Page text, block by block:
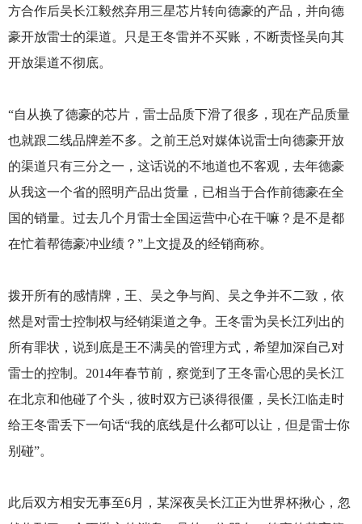
方合作后吴长江毅然弃用三星芯片转向德豪的产品，并向德
豪开放雷士的渠道。只是王冬雷并不买账，不断责怪吴向其
开放渠道不彻底。
“自从换了德豪的芯片，雷士品质下滑了很多，现在产品质量
也就跟二线品牌差不多。之前王总对媒体说雷士向德豪开放
的渠道只有三分之一，这话说的不地道也不客观，去年德豪
从我这一个省的照明产品出货量，已相当于合作前德豪在全
国的销量。过去几个月雷士全国运营中心在干嘛？是不是都
在忙着帮德豪冲业绩？”上文提及的经销商称。
拨开所有的感情牌，王、吴之争与阎、吴之争并不二致，依
然是对雷士控制权与经销渠道之争。王冬雷为吴长江列出的
所有罪状，说到底是王不满吴的管理方式，希望加深自己对
雷士的控制。2014年春节前，察觉到了王冬雷心思的吴长江
在北京和他碰了个头，彼时双方已谈得很僵，吴长江临走时
给王冬雷丢下一句话“我的底线是什么都可以让，但是雷士你
别碰”。
此后双方相安无事至6月，某深夜吴长江正为世界杯揪心，忽